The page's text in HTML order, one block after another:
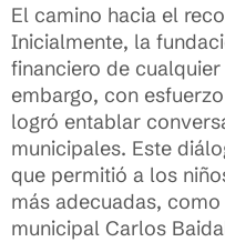
El camino hacia el
Inicialmente, la
financiero de
embargo, con
logró entablar
municipales. Este
que permitió a los
más adecuadas,
municipal Carlos